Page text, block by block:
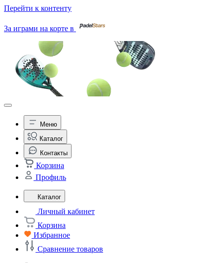
Перейти к контенту
За играми на корте в
Меню
Каталог
Контакты
Корзина
Профиль
Каталог
Личный кабинет
Корзина
Избранное
Сравнение товаров